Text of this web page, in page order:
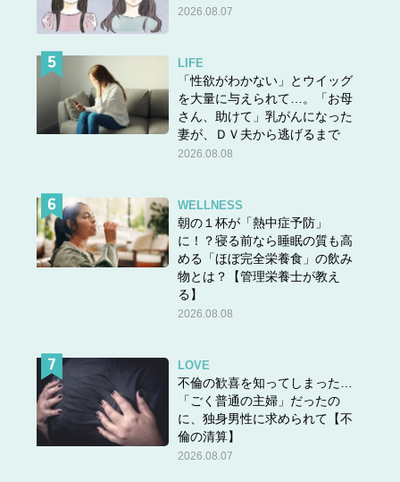
が忌避される大きな要因となりましたが、その後多くの研
究結果から、乳ガンリスクは決して大きくないことが明ら
かになりました。ただ、このときの報告がセンセーショナ
ルだったために、リスクを恐れ、治療に積極的ではない医
師がいるのは事実です。また、更年期診察は話を聞くこと
しいという現状も関係していると思います」
井一「最近、更年期治療を診療科目に掲げている婦人科ク
リニックでようやくHRTを始められましたが、何とか気力
を奮い立たせて相談しているのに、それをいとも簡単に
『やらない・やっていない』と言われると、心がポキンと
だから、この選択肢を誰もが受けられるようになることを
切に望みます」
Q.HRTはいつまで続ければいいのですか？
2026.08.07
LIFE
「性欲がわかない」とウイッグ
を大量に与えられて…。「お母
さん、助けて」乳がんになった
妻が、ＤＶ夫から逃げるまで
2026.08.08
WELLNESS
朝の１杯が「熱中症予防」
に！？寝る前なら睡眠の質も高
める「ほぼ完全栄養食」の飲み
物とは？【管理栄養士が教え
る】
2026.08.08
LOVE
不倫の歓喜を知ってしまった…
「ごく普通の主婦」だったの
に、独身男性に求められて【不
倫の清算】
2026.08.07